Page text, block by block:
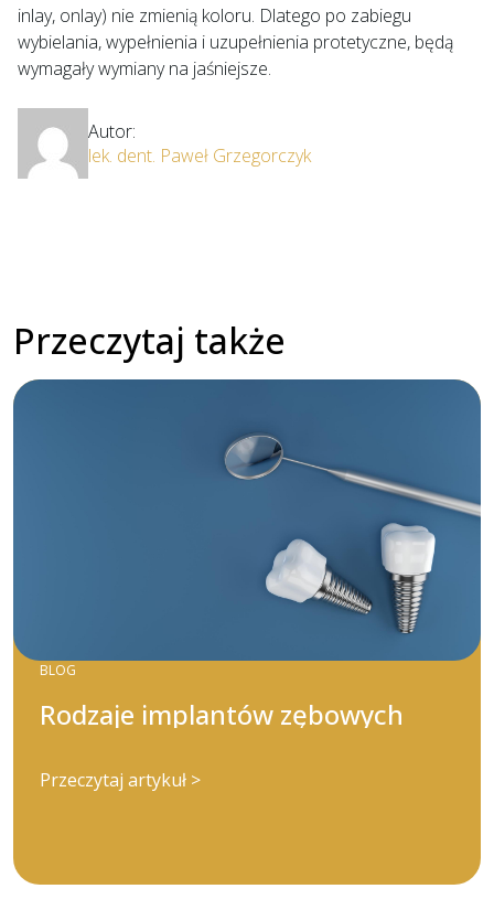
inlay, onlay) nie zmienią koloru. Dlatego po zabiegu
wybielania, wypełnienia i uzupełnienia protetyczne, będą
wymagały wymiany na jaśniejsze.
Autor:
lek. dent. Paweł Grzegorczyk
Przeczytaj także
BLOG
Rodzaje implantów zębowych
Przeczytaj artykuł >